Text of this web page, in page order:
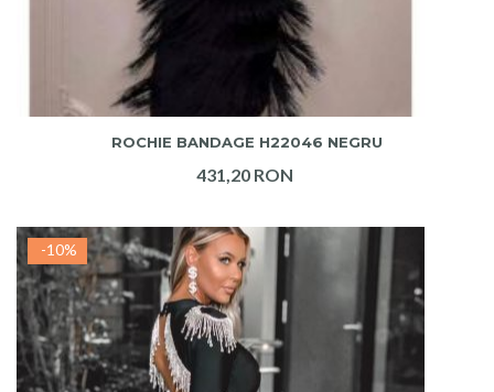
ADAUGA IN COS
ROCHIE BANDAGE H22046 NEGRU
431,20 RON
-10%